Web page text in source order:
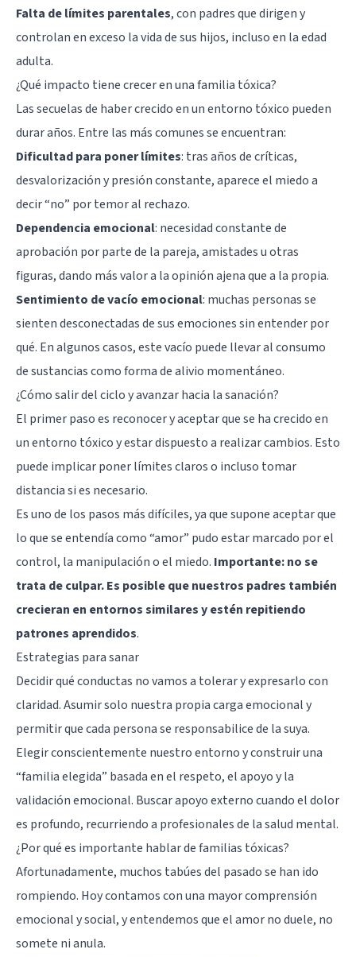
Falta de límites parentales, con padres que dirigen y
controlan en exceso la vida de sus hijos, incluso en la edad
adulta.
¿Qué impacto tiene crecer en una familia tóxica?
Las secuelas de haber crecido en un entorno tóxico pueden
durar años. Entre las más comunes se encuentran:
Dificultad para poner límites: tras años de críticas,
desvalorización y presión constante, aparece el miedo a
decir “no” por temor al rechazo.
Dependencia emocional: necesidad constante de
aprobación por parte de la pareja, amistades u otras
figuras, dando más valor a la opinión ajena que a la propia.
Sentimiento de vacío emocional: muchas personas se
sienten desconectadas de sus emociones sin entender por
qué. En algunos casos, este vacío puede llevar al consumo
de sustancias como forma de alivio momentáneo.
¿Cómo salir del ciclo y avanzar hacia la sanación?
El primer paso es reconocer y aceptar que se ha crecido en
un entorno tóxico y estar dispuesto a realizar cambios. Esto
puede implicar poner límites claros o incluso tomar
distancia si es necesario.
Es uno de los pasos más difíciles, ya que supone aceptar que
lo que se entendía como “amor” pudo estar marcado por el
control, la manipulación o el miedo. Importante: no se
trata de culpar. Es posible que nuestros padres también
crecieran en entornos similares y estén repitiendo
patrones aprendidos.
Estrategias para sanar
Decidir qué conductas no vamos a tolerar y expresarlo con
claridad. Asumir solo nuestra propia carga emocional y
permitir que cada persona se responsabilice de la suya.
Elegir conscientemente nuestro entorno y construir una
“familia elegida” basada en el respeto, el apoyo y la
validación emocional. Buscar apoyo externo cuando el dolor
es profundo, recurriendo a profesionales de la salud mental.
¿Por qué es importante hablar de familias tóxicas?
Afortunadamente, muchos tabúes del pasado se han ido
rompiendo. Hoy contamos con una mayor comprensión
emocional y social, y entendemos que el amor no duele, no
somete ni anula.